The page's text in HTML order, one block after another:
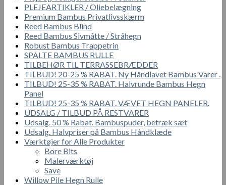
PLEJEARTIKLER / Oliebelægning
Premium Bambus Privatlivsskærm
Reed Bambus Blind
Reed Bambus Sivmåtte / Stråhegn
Robust Bambus Trappetrin
SPALTE BAMBUS RULLE
TILBEHØR TIL TERRASSEBRÆDDER
TILBUD! 20-25 % RABAT. Ny Håndlavet Bambus Varer .
TILBUD! 25-35 % RABAT. Halvrunde Bambus Hegn
Panel
TILBUD! 25-35 % RABAT. VÆVET HEGN PANELER.
UDSALG / TILBUD PÅ RESTVARER
Udsalg. 50 % Rabat. Bambuspuder, betræk sæt
Udsalg. Halvpriser på Bambus Håndklæde
Værktøjer for Alle Produkter
Bore Bits
Malerværktøj
Save
Willow Pile Hegn Rulle